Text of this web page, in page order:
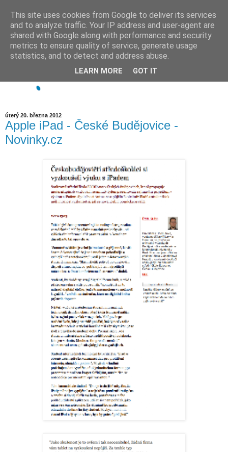
úterý 20. března 2012
Apple iPad - České Budějovice -
Novinky.cz
This site uses cookies from Google to deliver its services
and to analyze traffic. Your IP address and user-agent are
shared with Google along with performance and security
metrics to ensure quality of service, generate usage
statistics, and to detect and address abuse.
LEARN MORE GOT IT